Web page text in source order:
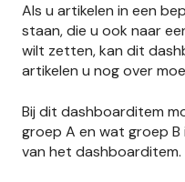
Als u artikelen in een
staan, die u ook naar
wilt zetten, kan dit
artikelen u nog over
Bij dit dashboarditem
groep A en wat groep
van het dashboarditem.